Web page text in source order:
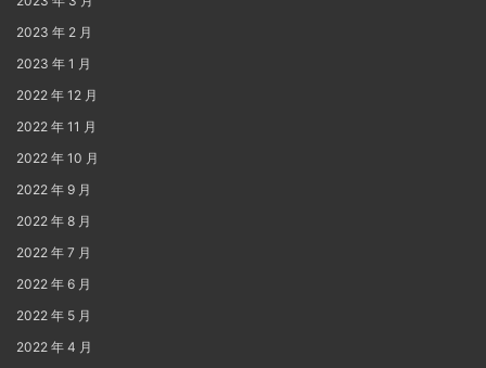
2023 年 2 月
2023 年 1 月
2022 年 12 月
2022 年 11 月
2022 年 10 月
2022 年 9 月
2022 年 8 月
2022 年 7 月
2022 年 6 月
2022 年 5 月
2022 年 4 月